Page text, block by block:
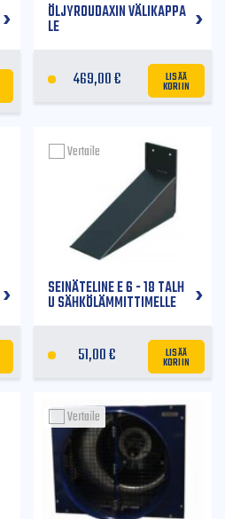
ÖLJYROUDAXIN VÄLIKAPPA
LE
469,00€ LISÄÄ
KORIIN
SEINÄTELINE E 6 - 18 TALH
U SÄHKÖLÄMMITTIMELLE
51,00€ LISÄÄ
KORIIN
Vertaile
Vertaile